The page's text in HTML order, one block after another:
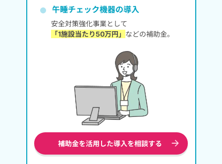
午睡チェック機器の導入
安全対策強化事業として
「1施設当たり50万円」 などの補助金。
補助金を活用した導入を相談する